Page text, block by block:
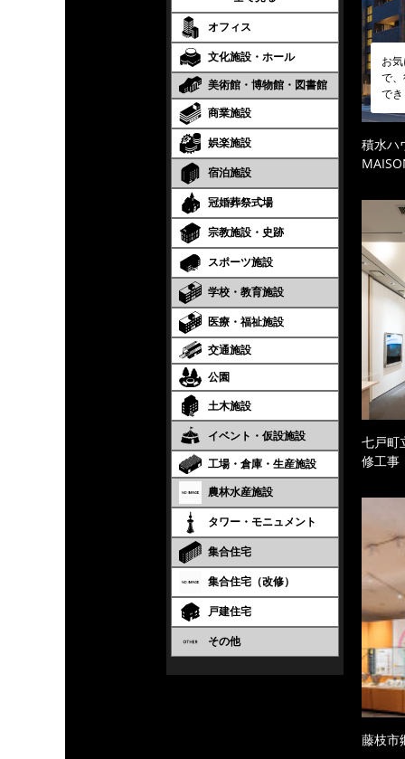
オフィス
文化施設・ホール
美術館・博物館・図書館
商業施設
娯楽施設
宿泊施設
冠婚葬祭式場
宗教施設・史跡
スポーツ施設
学校・教育施設
医療・福祉施設
交通施設
公園
土木施設
イベント・仮設施設
工場・倉庫・生産施設
農林水産施設
タワー・モニュメント
集合住宅
集合住宅（改修）
戸建住宅
その他
お
で
で
積水
七戸町
修工事
藤枝市